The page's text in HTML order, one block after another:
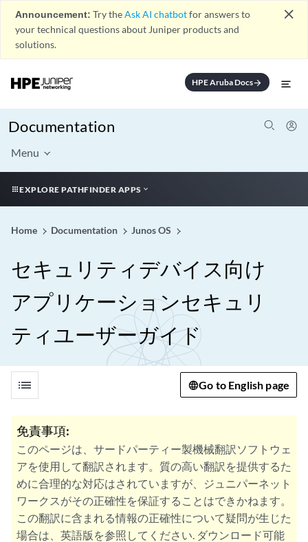
Announcement: Try theAsk AI chatbotfor answers to
your technical questions about Juniper products and
solutions.
close
HPE Aruba Docsarrow_forward
Documentation
Menu
EXPLORE PATHFINDER APPS
Home Documentation Junos OS
セキュリティデバイス向け
アプリケーションセキュリ
ティユーザーガイド
list Go to English page
免責事項:
このページは、サードパーティー製機械翻訳ソフトウェ
アを使用して翻訳されます。質の高い翻訳を提供するた
めに合理的な対応はされていますが、ジュニパーネット
ワークスがその正確性を保証することはできかねます。
この翻訳に含まれる情報の正確性について疑問が生じた
場合は、英語版を参照してください. ダウンロード可能